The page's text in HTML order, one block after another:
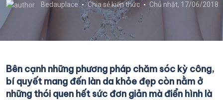
Bedauplace Chia sẻ kiến thức Chủ nhật, 17/06/2018
Bên cạnh những phương pháp chăm sóc kỳ công,
bí quyết mang đến làn da khỏe đẹp còn nằm ở
những thói quen hết sức đơn giản mà điển hình là